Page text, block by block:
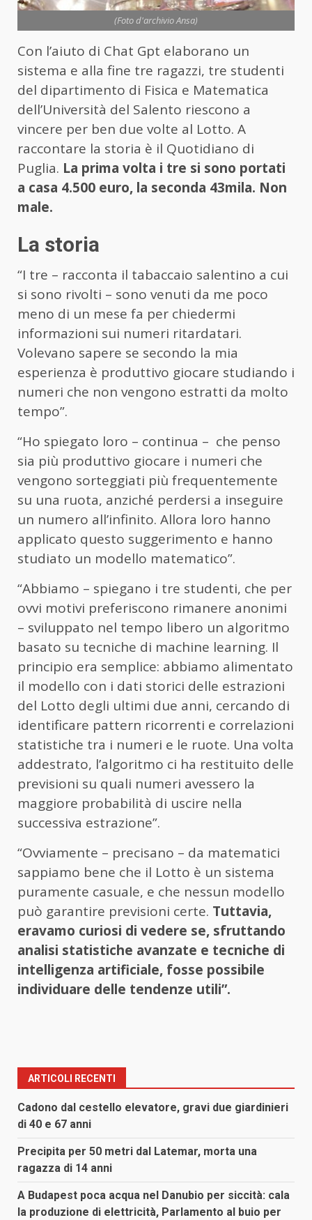
(Foto d'archivio Ansa)
Con l’aiuto di Chat Gpt elaborano un
sistema e alla fine tre ragazzi, tre studenti
del dipartimento di Fisica e Matematica
dell’Università del Salento riescono a
vincere per ben due volte al Lotto. A
raccontare la storia è il Quotidiano di
Puglia. La prima volta i tre si sono portati
a casa 4.500 euro, la seconda 43mila. Non
male.
La storia
“I tre – racconta il tabaccaio salentino a cui
si sono rivolti – sono venuti da me poco
meno di un mese fa per chiedermi
informazioni sui numeri ritardatari.
Volevano sapere se secondo la mia
esperienza è produttivo giocare studiando i
numeri che non vengono estratti da molto
tempo”.
“Ho spiegato loro – continua – che penso
sia più produttivo giocare i numeri che
vengono sorteggiati più frequentemente
su una ruota, anziché perdersi a inseguire
un numero all’infinito. Allora loro hanno
applicato questo suggerimento e hanno
studiato un modello matematico”.
“Abbiamo – spiegano i tre studenti, che per
ovvi motivi preferiscono rimanere anonimi
– sviluppato nel tempo libero un algoritmo
basato su tecniche di machine learning. Il
principio era semplice: abbiamo alimentato
il modello con i dati storici delle estrazioni
del Lotto degli ultimi due anni, cercando di
identificare pattern ricorrenti e correlazioni
statistiche tra i numeri e le ruote. Una volta
addestrato, l’algoritmo ci ha restituito delle
previsioni su quali numeri avessero la
maggiore probabilità di uscire nella
successiva estrazione”.
“Ovviamente – precisano – da matematici
sappiamo bene che il Lotto è un sistema
puramente casuale, e che nessun modello
può garantire previsioni certe. Tuttavia,
eravamo curiosi di vedere se, sfruttando
analisi statistiche avanzate e tecniche di
intelligenza artificiale, fosse possibile
individuare delle tendenze utili”.
ARTICOLI RECENTI
Cadono dal cestello elevatore, gravi due giardinieri
di 40 e 67 anni
Precipita per 50 metri dal Latemar, morta una
ragazza di 14 anni
A Budapest poca acqua nel Danubio per siccità: cala
la produzione di elettricità, Parlamento al buio per